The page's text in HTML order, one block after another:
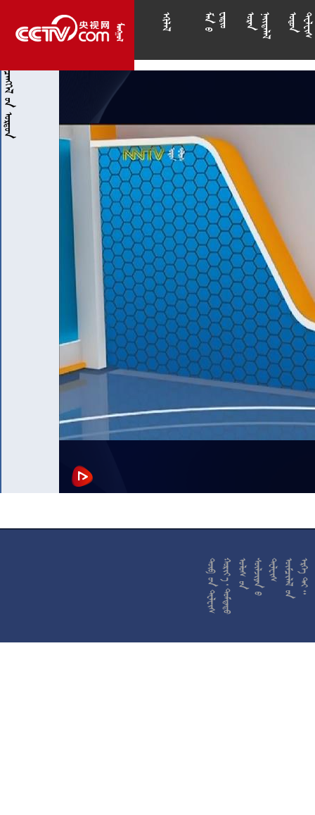
   









  








  










































































































